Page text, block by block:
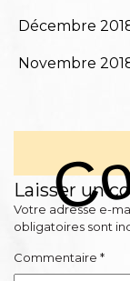
Décembre
Novembre
Laisser un
Votre adresse e-
obligatoires sont
Commentaire *